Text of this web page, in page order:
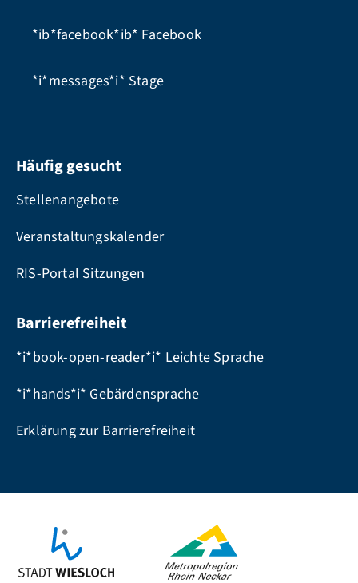
*ib*facebook*ib* Facebook
*i*messages*i* Stage
Häufig gesucht
Stellenangebote
Veranstaltungskalender
RIS-Portal Sitzungen
Barrierefreiheit
*i*book-open-reader*i* Leichte Sprache
*i*hands*i* Gebärdensprache
Erklärung zur Barrierefreiheit